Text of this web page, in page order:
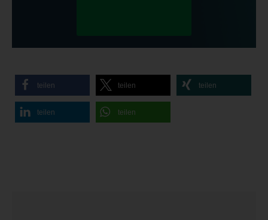
teilen teilen teilen
teilen teilen